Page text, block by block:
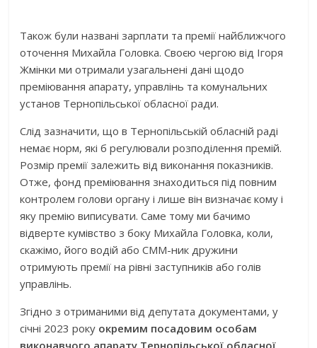
Також були названі зарплати та премії найближчого
оточення Михайла Головка. Своєю чергою від Ігоря
Жмінки ми отримали узагальнені дані щодо
преміювання апарату, управлінь та комунальних
установ Тернопільської обласної ради.
Слід зазначити, що в Тернопільській обласній раді
немає норм, які б регулювали розподілення премій.
Розмір премії залежить від виконання показників.
Отже, фонд преміювання знаходиться під повним
контролем голови органу і лише він визначає кому і
яку премію виписувати. Саме тому ми бачимо
відверте кумівство з боку Михайла Головка, коли,
скажімо, його водій або СММ-ник дружини
отримують премії на рівні заступників або голів
управлінь.
Згідно з отриманими від депутата документами, у
січні 2023 року окремим посадовим особам
виконавчого апарату Тернопільської обласної